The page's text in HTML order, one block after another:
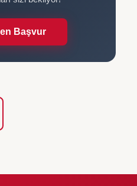
Başvur